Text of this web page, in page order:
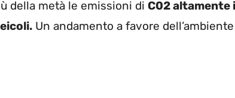
della metà le emissioni di C02
Un andamento a favore